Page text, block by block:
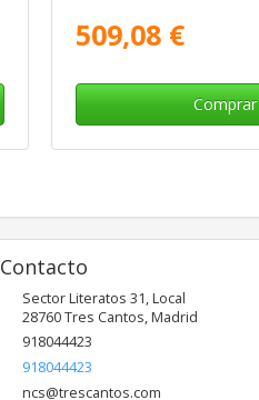
509,08 €
Comprar
Contacto
Sector Literatos 31, Local
28760Tres Cantos,Madrid
918044423
918044423
ncs@trescantos.com